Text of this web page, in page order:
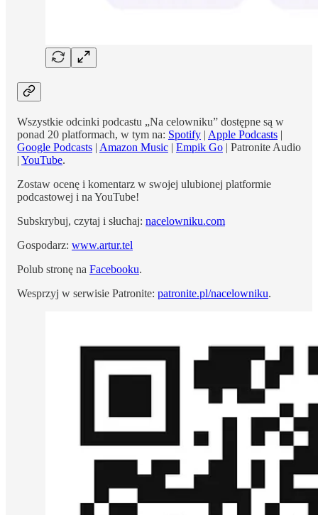
Wszystkie odcinki podcastu „Na celowniku” dostępne są w
ponad 20 platformach, w tym na: Spotify | Apple Podcasts |
Google Podcasts | Amazon Music | Empik Go | Patronite Audio
| YouTube.
Zostaw ocenę i komentarz w swojej ulubionej platformie
podcastowej i na YouTube!
Subskrybuj, czytaj i słuchaj: nacelowniku.com
Gospodarz: www.artur.tel
Polub stronę na Facebooku.
Wesprzyj w serwisie Patronite: patronite.pl/nacelowniku.